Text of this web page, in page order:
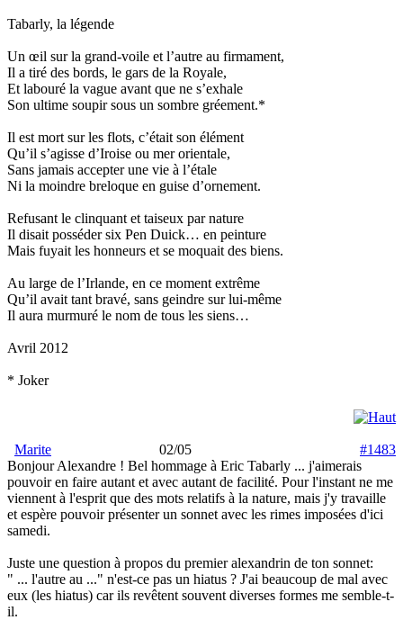
Tabarly, la légende
Un œil sur la grand-voile et l’autre au firmament,
Il a tiré des bords, le gars de la Royale,
Et labouré la vague avant que ne s’exhale
Son ultime soupir sous un sombre gréement.*
Il est mort sur les flots, c’était son élément
Qu’il s’agisse d’Iroise ou mer orientale,
Sans jamais accepter une vie à l’étale
Ni la moindre breloque en guise d’ornement.
Refusant le clinquant et taiseux par nature
Il disait posséder six Pen Duick… en peinture
Mais fuyait les honneurs et se moquait des biens.
Au large de l’Irlande, en ce moment extrême
Qu’il avait tant bravé, sans geindre sur lui-même
Il aura murmuré le nom de tous les siens…
Avril 2012
* Joker
Marite 02/05
#1483
Bonjour Alexandre ! Bel hommage à Eric Tabarly ... j'aimerais
pouvoir en faire autant et avec autant de facilité. Pour l'instant ne me
viennent à l'esprit que des mots relatifs à la nature, mais j'y travaille
et espère pouvoir présenter un sonnet avec les rimes imposées d'ici
samedi.
Juste une question à propos du premier alexandrin de ton sonnet:
" ... l'autre au ..." n'est-ce pas un hiatus ? J'ai beaucoup de mal avec
eux (les hiatus) car ils revêtent souvent diverses formes me semble-t-
il.